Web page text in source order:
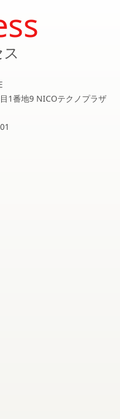
1番地9 NICOテクノプラザ